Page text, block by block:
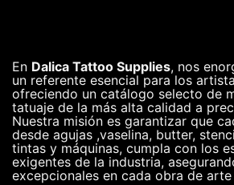
En Dalica Tattoo Supplies, nos
un referente esencial para los
ofreciendo un catálogo selecto de
tatuaje de la más alta calidad a
Nuestra misión es garantizar que
desde agujas ,vaselina, butter,
tintas y máquinas, cumpla con los
exigentes de la industria,
excepcionales en cada obra de arte